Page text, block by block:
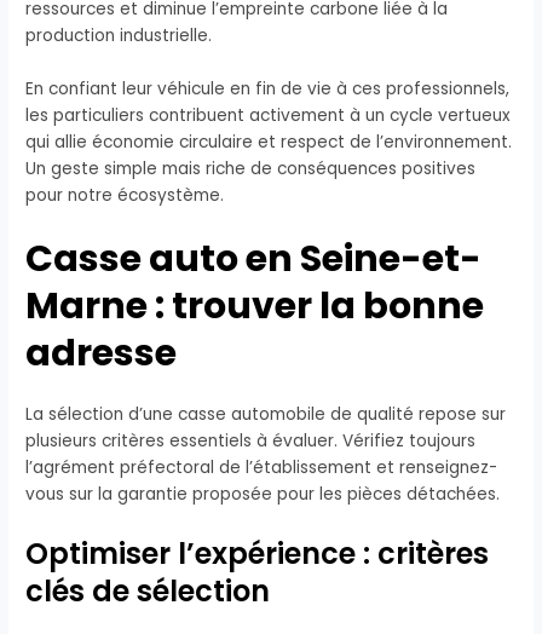
ressources et diminue l’empreinte carbone liée à la
production industrielle.
En confiant leur véhicule en fin de vie à ces professionnels,
les particuliers contribuent activement à un cycle vertueux
qui allie économie circulaire et respect de l’environnement.
Un geste simple mais riche de conséquences positives
pour notre écosystème.
Casse auto en Seine-et-
Marne : trouver la bonne
adresse
La sélection d’une casse automobile de qualité repose sur
plusieurs critères essentiels à évaluer. Vérifiez toujours
l’agrément préfectoral de l’établissement et renseignez-
vous sur la garantie proposée pour les pièces détachées.
Optimiser l’expérience : critères
clés de sélection